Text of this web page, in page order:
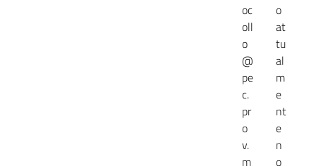
oc
oll
o
@
pe
c.
pr
o
v.
m
o
at
tu
al
m
e
nt
e
n
o